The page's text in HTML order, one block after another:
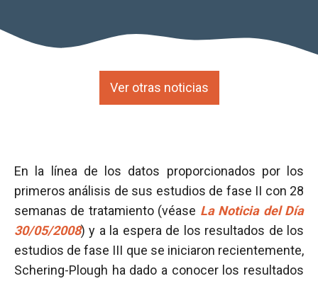
Ver otras noticias
En la línea de los datos proporcionados por los
primeros análisis de sus estudios de fase II con 28
semanas de tratamiento (véase La Noticia del Día
30/05/2008) y a la espera de los resultados de los
estudios de fase III que se iniciaron recientemente,
Schering-Plough ha dado a conocer los resultados